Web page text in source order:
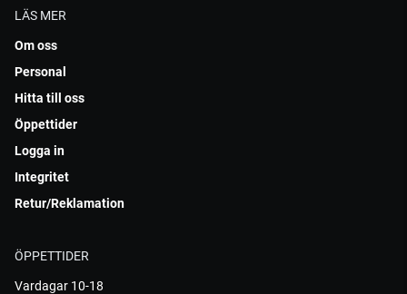
LÄS MER
Om oss
Personal
Hitta till oss
Öppettider
Logga in
Integritet
Retur/Reklamation
ÖPPETTIDER
Vardagar 10-18